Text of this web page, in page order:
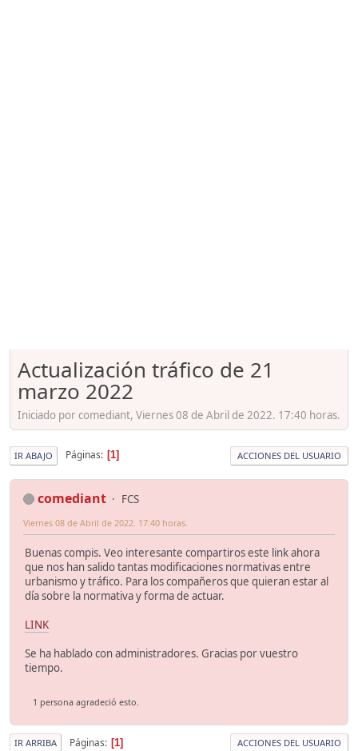
Actualización tráfico de 21
marzo 2022
Iniciado por comediant, Viernes 08 de Abril de 2022. 17:40 horas.
IR ABAJO Páginas 1 ACCIONES DEL USUARIO
comediant FCS
Viernes 08 de Abril de 2022. 17:40 horas.
Buenas compis. Veo interesante compartiros este link ahora
que nos han salido tantas modificaciones normativas entre
urbanismo y tráfico. Para los compañeros que quieran estar al
día sobre la normativa y forma de actuar.
LINK
Se ha hablado con administradores. Gracias por vuestro
tiempo.
1 persona agradeció esto.
IR ARRIBA Páginas 1 ACCIONES DEL USUARIO